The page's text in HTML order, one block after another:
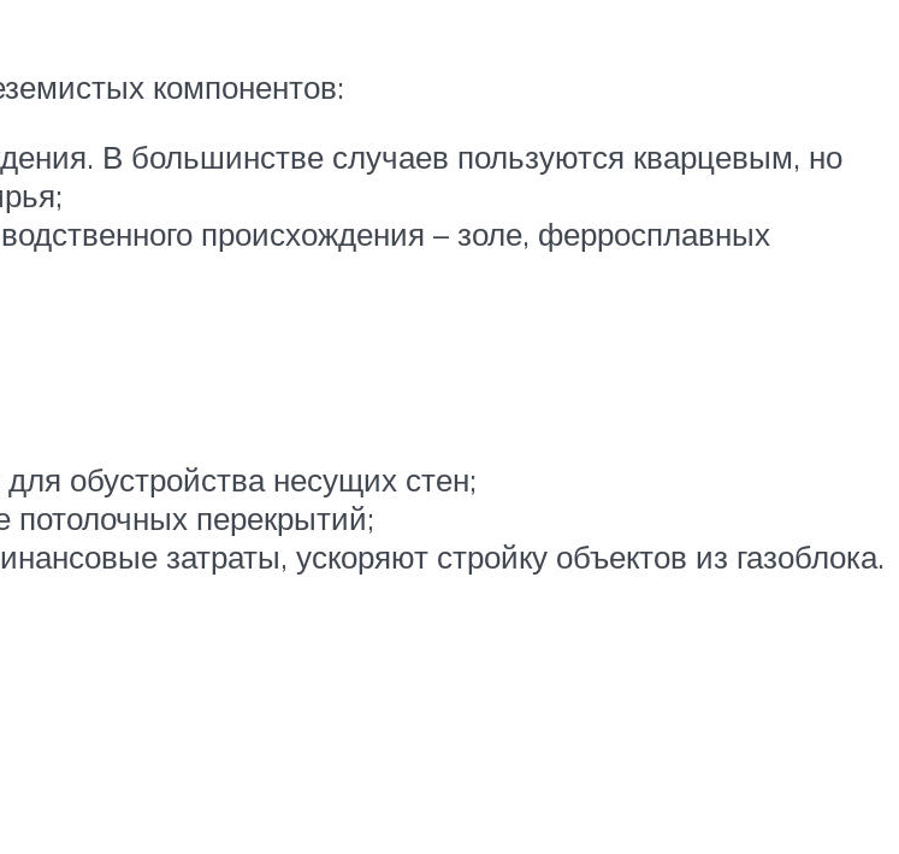
компонентов:
В большинстве случаев пользуются кварцевым, но
происхождения – золе, ферросплавных
обустройства несущих стен;
потолочных перекрытий;
затраты, ускоряют стройку объектов из газоблока.